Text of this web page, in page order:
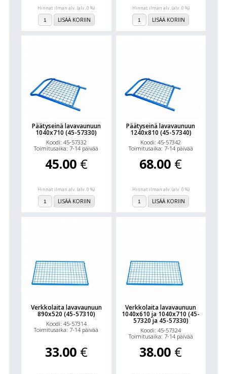
Hinnat ilman alv. (alv. 0 %)
LISÄÄ KORIIN
Hinnat ilman alv. (alv. 0 %)
LISÄÄ KORIIN
Päätyseinä lavavaunuun
1040x710 (45-57330)
Koodi: 45-57332
Toimitusaika: 7-14 päivää
45.00 €
Hinnat ilman alv. (alv. 0 %)
LISÄÄ KORIIN
Päätyseinä lavavaunuun
1240x810 (45-57340)
Koodi: 45-57342
Toimitusaika: 7-14 päivää
68.00 €
Hinnat ilman alv. (alv. 0 %)
LISÄÄ KORIIN
Verkkolaita lavavaunuun
890x520 (45-57310)
Koodi: 45-57314
Toimitusaika: 7-14 päivää
33.00 €
Verkkolaita lavavaunuun
1040x610 ja 1040x710 (45-
57320 ja 45-57330)
Koodi: 45-57324
Toimitusaika: 7-14 päivää
38.00 €